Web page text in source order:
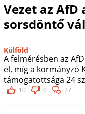
Vezet az AfD
sorsdöntő
Külföld
A felmérésben az
el, míg a kormányzó
támogatottsága 24
10 0 27